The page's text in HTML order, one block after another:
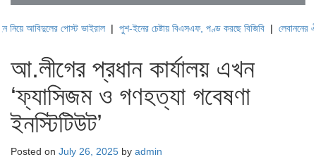
পোস্ট ভাইরাল| পুশ-ইনের চেষ্টায় বিএসএফ, পণ্ড করছে বিজিবি|লেবাননের ঐতিহাসিক
আ.লীগের প্রধান কার্যালয় এখন
‘ফ্যাসিজম ও গণহত্যা গবেষণা
ইনস্টিটিউট’
Posted on July 26, 2025 by admin